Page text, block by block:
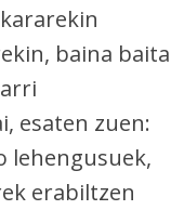
baina baita
esaten zuen:
lehengusuek,
erabiltzen